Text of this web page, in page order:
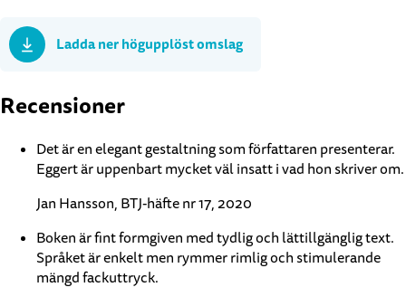
Ladda ner högupplöst omslag
Recensioner
Det är en elegant gestaltning som författaren presenterar.
Eggert är uppenbart mycket väl insatt i vad hon skriver om.
Jan Hansson, BTJ-häfte nr 17, 2020
Boken är fint formgiven med tydlig och lättillgänglig text.
Språket är enkelt men rymmer rimlig och stimulerande
mängd fackuttryck.